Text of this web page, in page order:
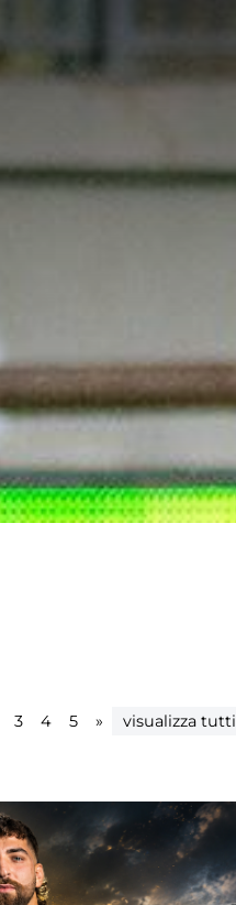
3 4 5 » visualizza tutti